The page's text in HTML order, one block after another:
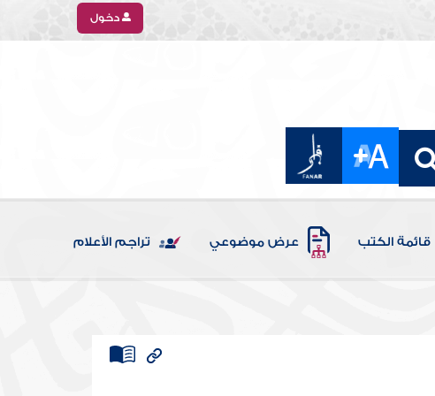
دخول
قائمة الكتب عرض موضوعي تراجم الأعلام